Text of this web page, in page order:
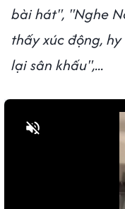
bài hát", "Nghe
thấy xúc động,
lại sân khấu",...